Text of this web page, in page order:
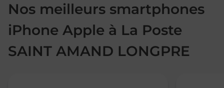
Nos meilleurs smartphones
iPhone Apple à La Poste
SAINT AMAND LONGPRE